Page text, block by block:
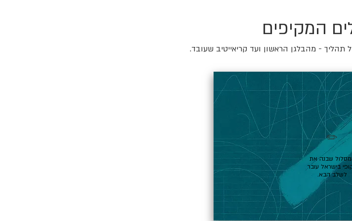
המקיפים
תהליך - מהבלגן הראשון ועד קריאייטיב שעובד.
✏️
שבנה את
בישראל עובר
לשלב הבא.